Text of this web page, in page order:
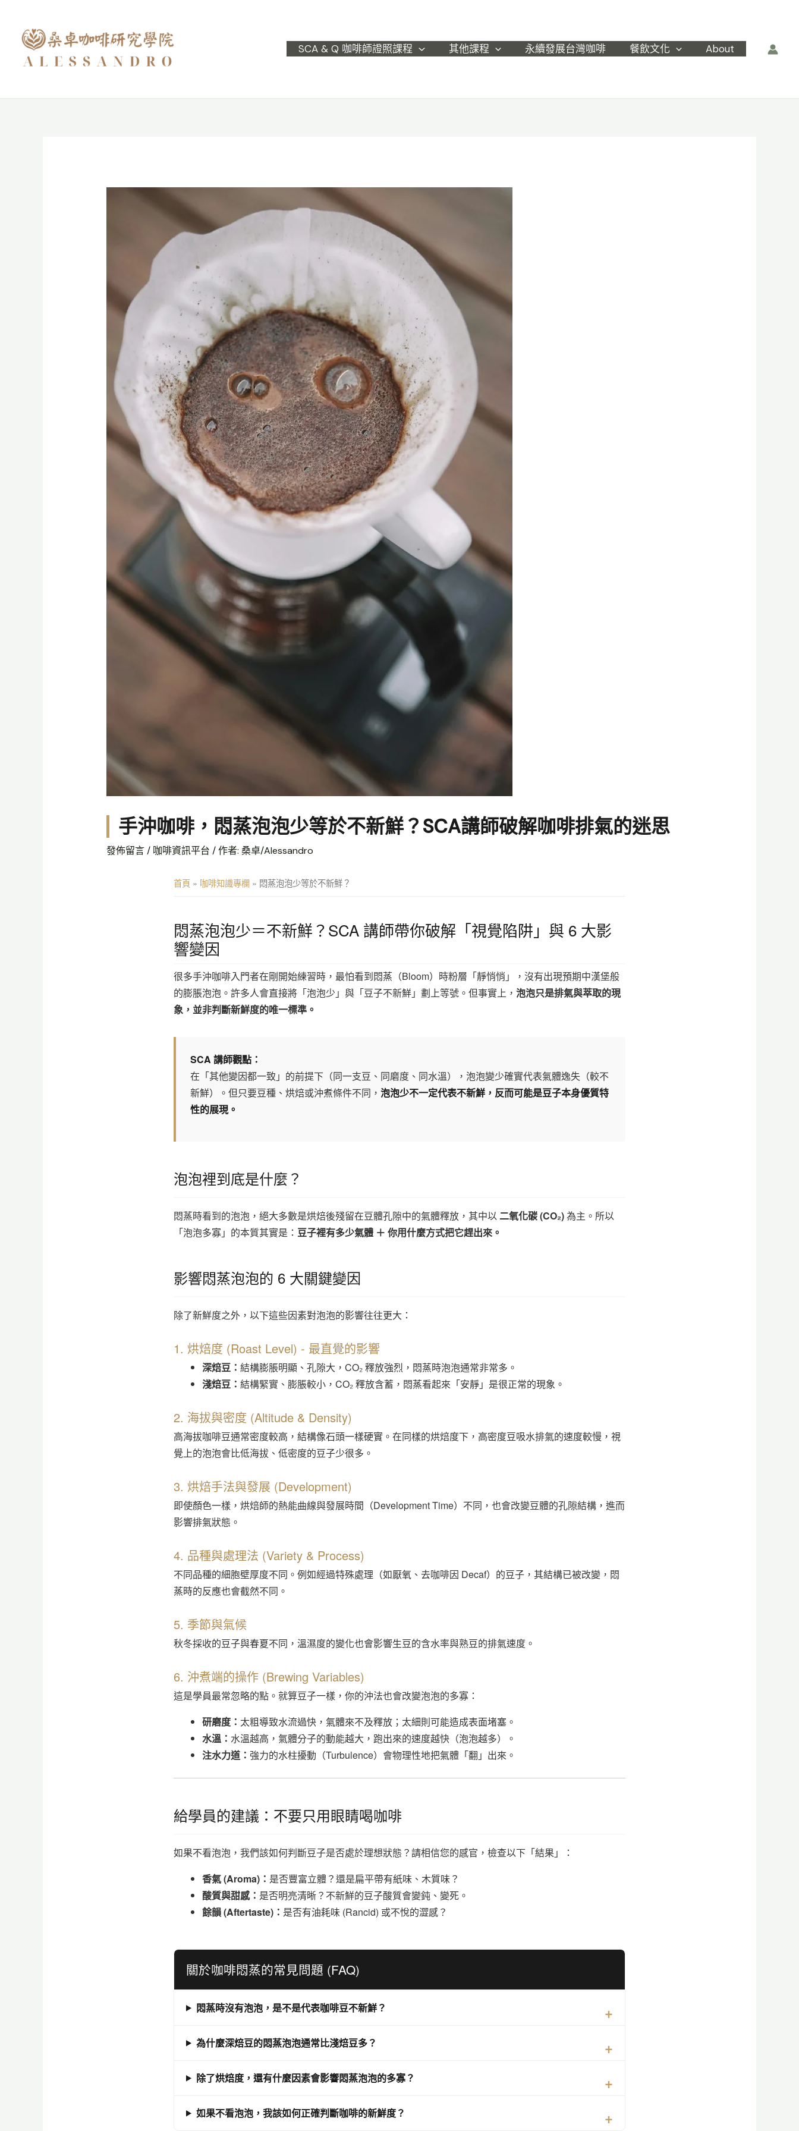
SCA & Q 咖啡師證照課程 其他課程 永續發展台灣咖啡 餐飲文化 About
手沖咖啡，悶蒸泡泡少等於不新鮮？SCA講師破解咖啡排氣的迷思
發佈留言 / 咖啡資訊平台 / 作者: 桑卓/Alessandro
首頁 » 咖啡知識專欄 » 悶蒸泡泡少等於不新鮮？
悶蒸泡泡少＝不新鮮？SCA 講師帶你破解「視覺陷阱」與 6 大影
響變因
很多手沖咖啡入門者在剛開始練習時，最怕看到悶蒸（Bloom）時粉層「靜悄悄」，沒有出現預期中漢堡般
的膨脹泡泡。許多人會直接將「泡泡少」與「豆子不新鮮」劃上等號。但事實上， 泡泡只是排氣與萃取的現
象，並非判斷新鮮度的唯一標準。
SCA 講師觀點：
在「其他變因都一致」的前提下（同一支豆、同磨度、同水溫），泡泡變少確實代表氣體逸失（較不
新鮮）。但只要豆種、烘焙或沖煮條件不同， 泡泡少不一定代表不新鮮，反而可能是豆子本身優質特
性的展現。
泡泡裡到底是什麼？
悶蒸時看到的泡泡，絕大多數是烘焙後殘留在豆體孔隙中的氣體釋放，其中以 二氧化碳 (CO₂)為主。所以
「泡泡多寡」的本質其實是： 豆子裡有多少氣體 ＋ 你用什麼方式把它趕出來。
影響悶蒸泡泡的 6 大關鍵變因
除了新鮮度之外，以下這些因素對泡泡的影響往往更大：
1. 烘焙度 (Roast Level) - 最直覺的影響
深焙豆： 結構膨脹明顯、孔隙大，CO₂ 釋放強烈，悶蒸時泡泡通常非常多。
淺焙豆： 結構緊實、膨脹較小，CO₂ 釋放含蓄，悶蒸看起來「安靜」是很正常的現象。
2. 海拔與密度 (Altitude & Density)
高海拔咖啡豆通常密度較高，結構像石頭一樣硬實。在同樣的烘焙度下，高密度豆吸水排氣的速度較慢，視
覺上的泡泡會比低海拔、低密度的豆子少很多。
3. 烘焙手法與發展 (Development)
即使顏色一樣，烘焙師的熱能曲線與發展時間（Development Time）不同，也會改變豆體的孔隙結構，進而
影響排氣狀態。
4. 品種與處理法 (Variety & Process)
不同品種的細胞壁厚度不同。例如經過特殊處理（如厭氧、去咖啡因 Decaf）的豆子，其結構已被改變，悶
蒸時的反應也會截然不同。
5. 季節與氣候
秋冬採收的豆子與春夏不同，溫濕度的變化也會影響生豆的含水率與熟豆的排氣速度。
6. 沖煮端的操作 (Brewing Variables)
這是學員最常忽略的點。就算豆子一樣，你的沖法也會改變泡泡的多寡：
研磨度： 太粗導致水流過快，氣體來不及釋放；太細則可能造成表面堵塞。
水溫： 水溫越高，氣體分子的動能越大，跑出來的速度越快（泡泡越多）。
注水力道： 強力的水柱擾動（Turbulence）會物理性地把氣體「翻」出來。
給學員的建議：不要只用眼睛喝咖啡
如果不看泡泡，我們該如何判斷豆子是否處於理想狀態？請相信您的感官，檢查以下「結果」：
香氣 (Aroma)： 是否豐富立體？還是扁平帶有紙味、木質味？
酸質與甜感： 是否明亮清晰？不新鮮的豆子酸質會變鈍、變死。
餘韻 (Aftertaste)： 是否有油耗味 (Rancid) 或不悅的澀感？
關於咖啡悶蒸的常見問題 (FAQ)
悶蒸時沒有泡泡，是不是代表咖啡豆不新鮮？
為什麼深焙豆的悶蒸泡泡通常比淺焙豆多？
除了烘焙度，還有什麼因素會影響悶蒸泡泡的多寡？
如果不看泡泡，我該如何正確判斷咖啡的新鮮度？